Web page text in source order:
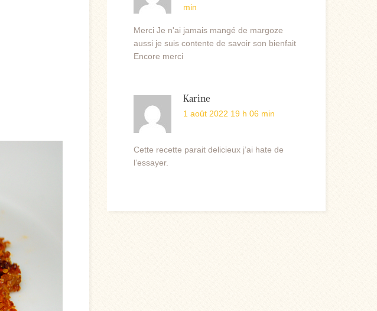
min
Merci Je n'ai jamais mangé de margoze
aussi je suis contente de savoir son bienfait
Encore merci
Karine
1 août 2022 19 h 06 min
Cette recette parait delicieux j’ai hate de
l’essayer.